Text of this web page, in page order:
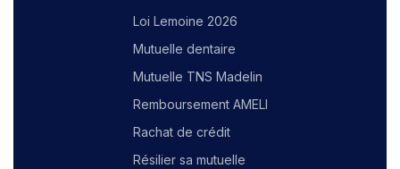
Loi Lemoine 2026
Mutuelle dentaire
Mutuelle TNS Madelin
Remboursement AMELI
Rachat de crédit
Résilier sa mutuelle